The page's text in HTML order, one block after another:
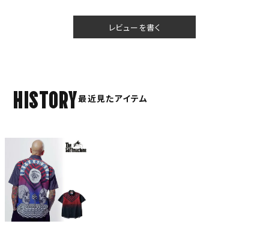
レビューを書く
HISTORY最近見たアイテム